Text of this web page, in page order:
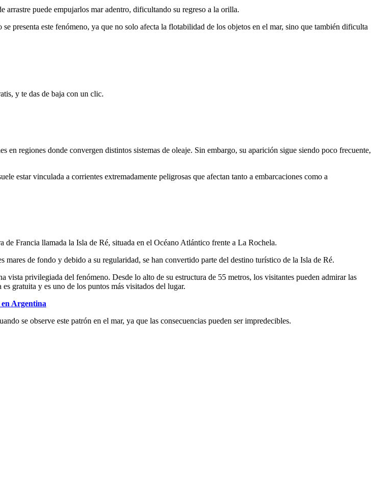
arrastre puede empujarlos mar adentro, dificultando su regreso a la orilla.
presenta este fenómeno, ya que no solo afecta la flotabilidad de los objetos en el mar, sino que también dificulta
y te das de baja con un clic.
en regiones donde convergen distintos sistemas de oleaje. Sin embargo, su aparición sigue siendo poco frecuente,
estar vinculada a corrientes extremadamente peligrosas que afectan tanto a embarcaciones como a
de Francia llamada la Isla de Ré, situada en el Océano Atlántico frente a La Rochela.
de fondo y debido a su regularidad, se han convertido parte del destino turístico de la Isla de Ré.
privilegiada del fenómeno. Desde lo alto de su estructura de 55 metros, los visitantes pueden admirar las
gratuita y es uno de los puntos más visitados del lugar.
en Argentina
se observe este patrón en el mar, ya que las consecuencias pueden ser impredecibles.